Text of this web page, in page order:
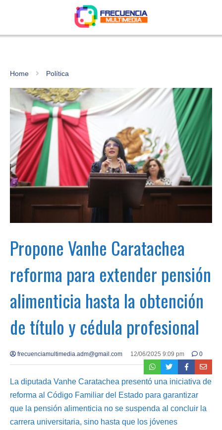
Home Política
Propone Vanhe Caratachea
reforma para extender pensión
alimenticia hasta la obtención
de título y cédula profesional
frecuenciamultimedia.adm@gmail.com 12/06/2025 9:09 pm 0
La diputada Vanhe Caratachea presentó una iniciativa de
reforma al Código Familiar del Estado para garantizar
que la pensión alimenticia no se suspenda al concluir la
carrera universitaria, sino hasta que los jóvenes